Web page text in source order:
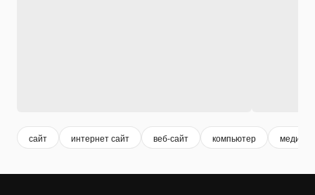
сайт интернет сайт веб-сайт компьютер медиа